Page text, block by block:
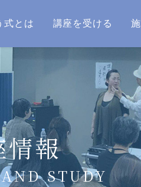
式とは 講座を受ける
情報
STUDY